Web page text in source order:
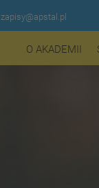
zapisy@apstal.pl
O AKADEMII